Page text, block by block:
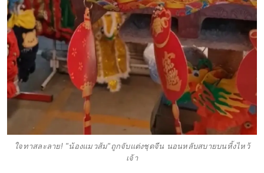
ใจทาสละลาย! "น้องแมวส้ม"ถูกจับแต่งชุดจีน นอนหลับสบายบนหิ้งไหว้
เจ้า